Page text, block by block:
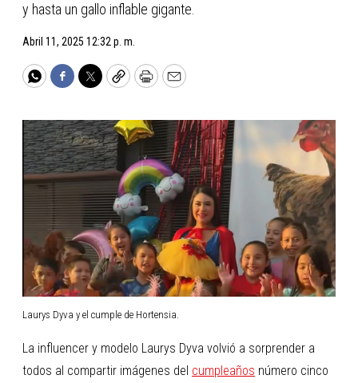
y hasta un gallo inflable gigante.
Abril 11, 2025 12:32 p. m.
WhatsApp
Facebook
TwitterCopyPrintEmail
Laurys Dyva y el cumple de Hortensia.
La influencer y modelo Laurys Dyva volvió a sorprender a
todos al compartir imágenes del cumpleaños número cinco